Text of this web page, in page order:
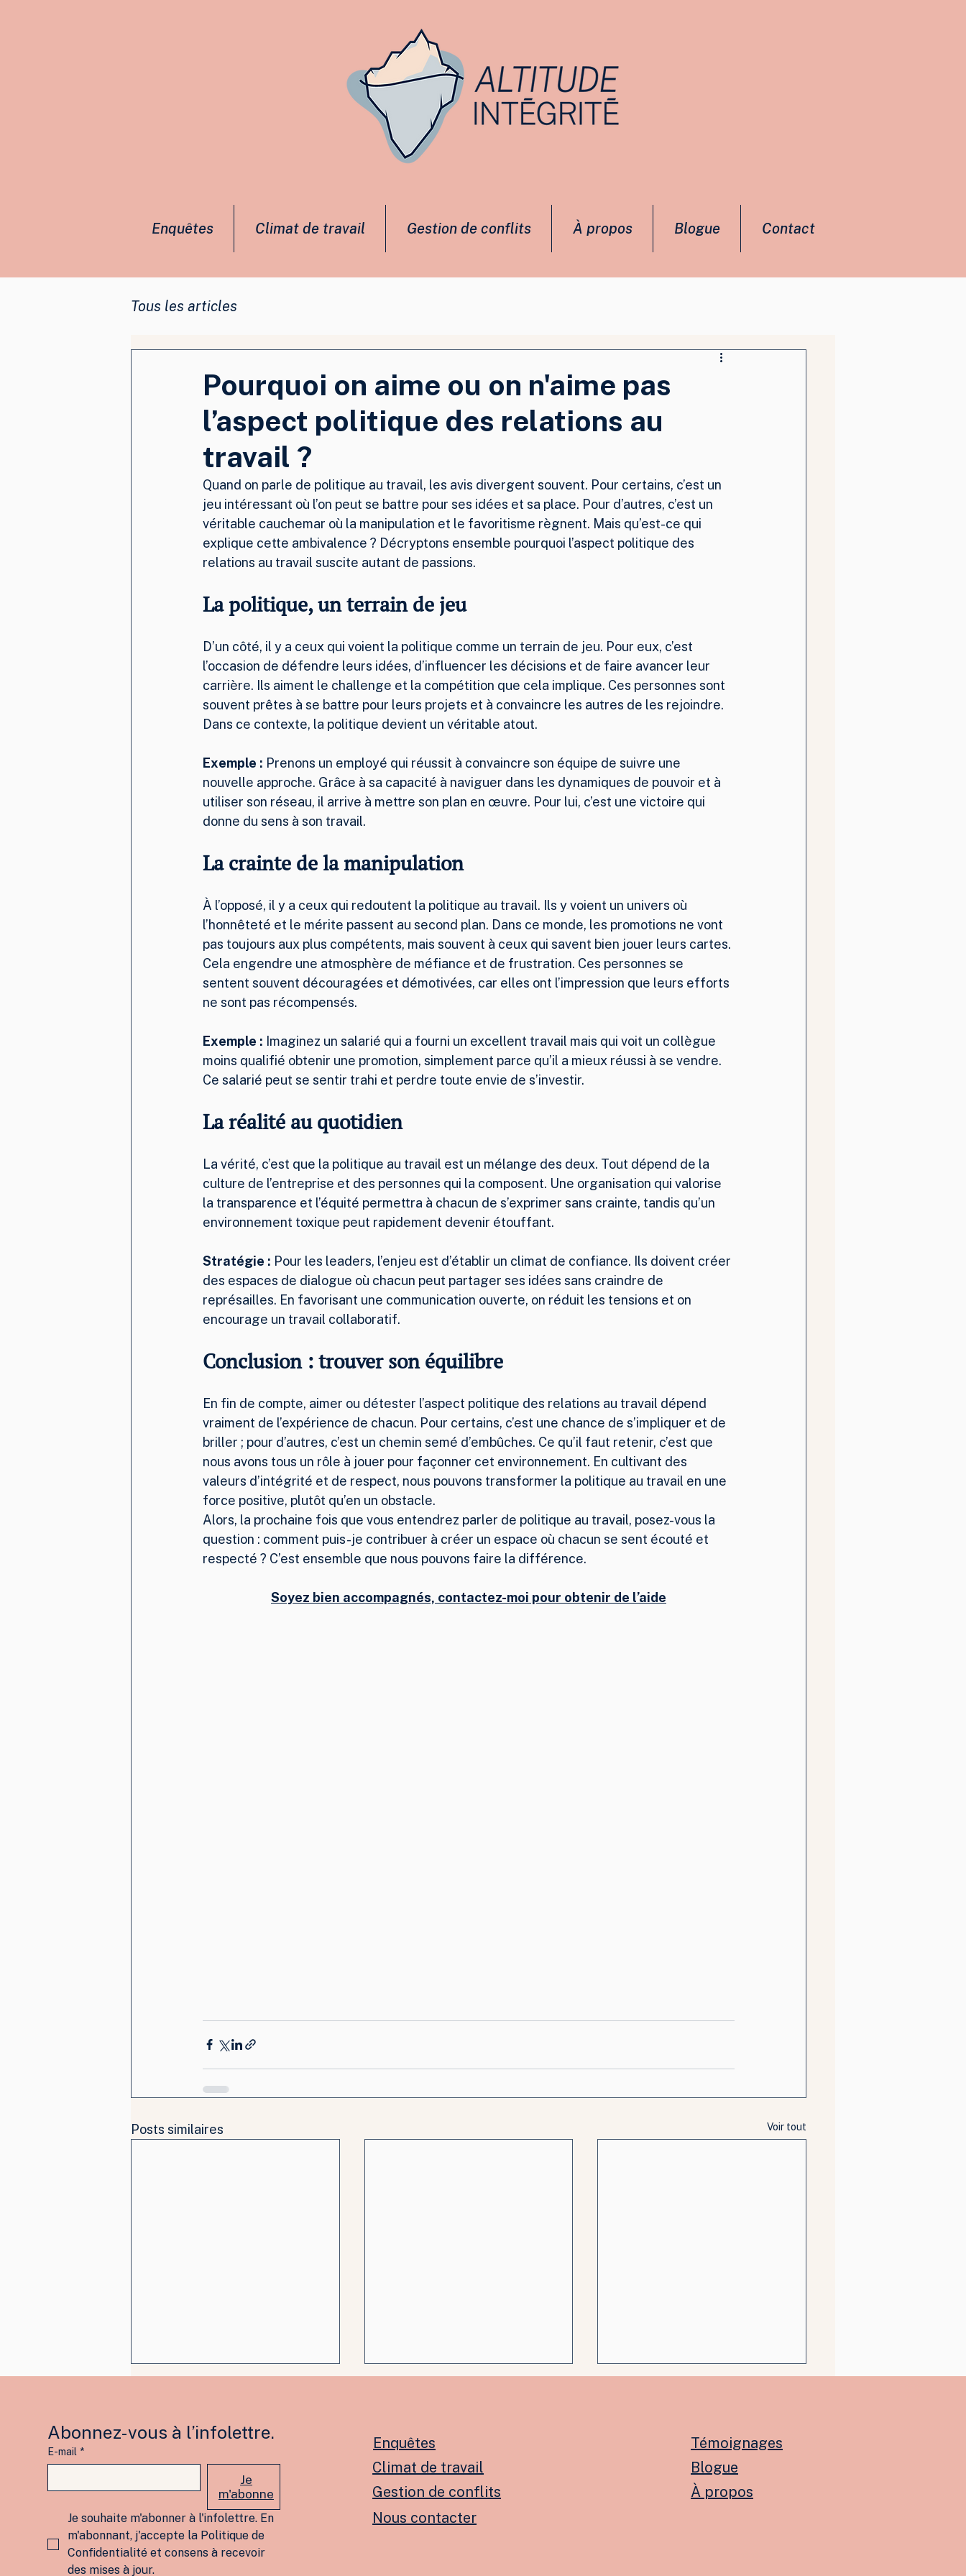
Enquêtes Climat de travail Gestion de conflits À propos Blogue Contact
Tous les articles
Pourquoi on aime ou on n'aime pas
l’aspect politique des relations au
travail ?
Quand on parle de politique au travail, les avis divergent souvent. Pour certains, c’est un
jeu intéressant où l’on peut se battre pour ses idées et sa place. Pour d’autres, c’est un
véritable cauchemar où la manipulation et le favoritisme règnent. Mais qu’est-ce qui
explique cette ambivalence ? Décryptons ensemble pourquoi l’aspect politique des
relations au travail suscite autant de passions.
La politique, un terrain de jeu
D’un côté, il y a ceux qui voient la politique comme un terrain de jeu. Pour eux, c’est
l’occasion de défendre leurs idées, d’influencer les décisions et de faire avancer leur
carrière. Ils aiment le challenge et la compétition que cela implique. Ces personnes sont
souvent prêtes à se battre pour leurs projets et à convaincre les autres de les rejoindre.
Dans ce contexte, la politique devient un véritable atout.
Exemple : Prenons un employé qui réussit à convaincre son équipe de suivre une
nouvelle approche. Grâce à sa capacité à naviguer dans les dynamiques de pouvoir et à
utiliser son réseau, il arrive à mettre son plan en œuvre. Pour lui, c’est une victoire qui
donne du sens à son travail.
La crainte de la manipulation
À l’opposé, il y a ceux qui redoutent la politique au travail. Ils y voient un univers où
l’honnêteté et le mérite passent au second plan. Dans ce monde, les promotions ne vont
pas toujours aux plus compétents, mais souvent à ceux qui savent bien jouer leurs cartes.
Cela engendre une atmosphère de méfiance et de frustration. Ces personnes se
sentent souvent découragées et démotivées, car elles ont l’impression que leurs efforts
ne sont pas récompensés.
Exemple : Imaginez un salarié qui a fourni un excellent travail mais qui voit un collègue
moins qualifié obtenir une promotion, simplement parce qu’il a mieux réussi à se vendre.
Ce salarié peut se sentir trahi et perdre toute envie de s’investir.
La réalité au quotidien
La vérité, c’est que la politique au travail est un mélange des deux. Tout dépend de la
culture de l’entreprise et des personnes qui la composent. Une organisation qui valorise
la transparence et l’équité permettra à chacun de s’exprimer sans crainte, tandis qu’un
environnement toxique peut rapidement devenir étouffant.
Stratégie : Pour les leaders, l’enjeu est d’établir un climat de confiance. Ils doivent créer
des espaces de dialogue où chacun peut partager ses idées sans craindre de
représailles. En favorisant une communication ouverte, on réduit les tensions et on
encourage un travail collaboratif.
Conclusion : trouver son équilibre
En fin de compte, aimer ou détester l’aspect politique des relations au travail dépend
vraiment de l’expérience de chacun. Pour certains, c’est une chance de s’impliquer et de
briller ; pour d’autres, c’est un chemin semé d’embûches. Ce qu’il faut retenir, c’est que
nous avons tous un rôle à jouer pour façonner cet environnement. En cultivant des
valeurs d’intégrité et de respect, nous pouvons transformer la politique au travail en une
force positive, plutôt qu’en un obstacle.
Alors, la prochaine fois que vous entendrez parler de politique au travail, posez-vous la
question : comment puis-je contribuer à créer un espace où chacun se sent écouté et
respecté ? C’est ensemble que nous pouvons faire la différence.
Soyez bien accompagnés, contactez-moi pour obtenir de l’aide
Posts similaires Voir tout
Injures et insubordination :
la gradation des sanctions
prévaut sur le
congédiement immédiat
rendement négative est-
Abonnez-vous à l’infolettre.
E-mail *
Je
m'abonne
Je souhaite m'abonner à l'infolettre. En
m'abonnant, j'accepte la Politique de
Confidentialité et consens à recevoir
des mises à jour.
Enquêtes
Climat de travail
Gestion de conflits
Nous contacter
Témoignages
Blogue
À propos